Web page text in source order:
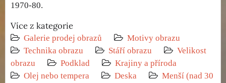
1970-80.
Více z kategorie
Galerie prodej obrazů
Motivy obrazu
Technika obrazu
Stáří obrazu
Velikost
obrazu
Podklad
Krajiny a příroda
Olej nebo tempera
Deska
Menší (nad 30